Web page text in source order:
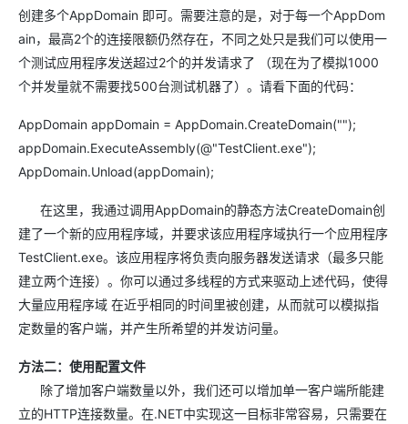
创建多个AppDomain 即可。需要注意的是，对于每一个AppDom
ain，最高2个的连接限额仍然存在，不同之处只是我们可以使用一
个测试应用程序发送超过2个的并发请求了 （现在为了模拟1000
个并发量就不需要找500台测试机器了）。请看下面的代码：
AppDomain appDomain = AppDomain.CreateDomain("");
appDomain.ExecuteAssembly(@"TestClient.exe");
AppDomain.Unload(appDomain);
在这里，我通过调用AppDomain的静态方法CreateDomain创
建了一个新的应用程序域，并要求该应用程序域执行一个应用程序
TestClient.exe。该应用程序将负责向服务器发送请求（最多只能
建立两个连接）。你可以通过多线程的方式来驱动上述代码，使得
大量应用程序域 在近乎相同的时间里被创建，从而就可以模拟指
定数量的客户端，并产生所希望的并发访问量。
方法二：使用配置文件
除了增加客户端数量以外，我们还可以增加单一客户端所能建
立的HTTP连接数量。在.NET中实现这一目标非常容易，只需要在